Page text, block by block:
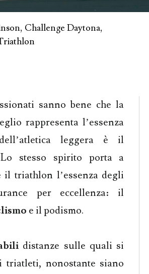
, Challenge Daytona,
sanno bene che la
rappresenta l’essenza
leggera è il
Lo stesso spirito porta a
il triathlon l’essenza degli
per eccellenza: il
e il podismo.
distanze sulle quali si
triatleti, nonostante siano